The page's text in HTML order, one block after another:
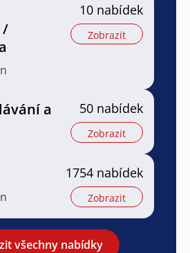
/
10 nabídek
Zobrazit
a
50 nabídek
Zobrazit
1754 nabídek
Zobrazit
všechny nabídky